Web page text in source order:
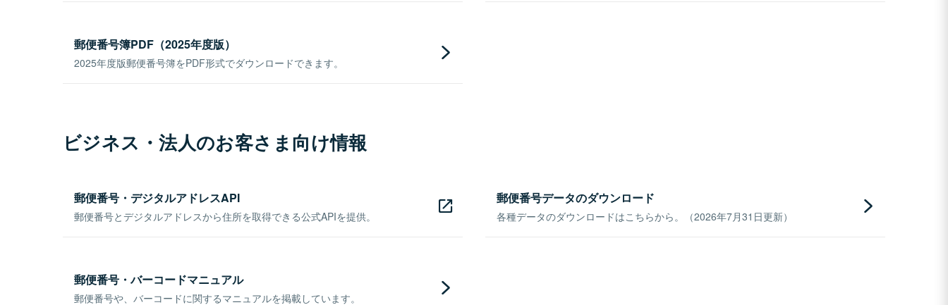
郵便番号簿PDF（2025年度版）
2025年度版郵便番号簿をPDF形式でダウンロードできます。
ビジネス・法人のお客さま向け情報
郵便番号・デジタルアドレスAPI
郵便番号とデジタルアドレスから住所を取得できる公式APIを提供。
郵便番号データのダウンロード
各種データのダウンロードはこちらから。（2026年7月31日更新）
郵便番号・バーコードマニュアル
郵便番号や、バーコードに関するマニュアルを掲載しています。